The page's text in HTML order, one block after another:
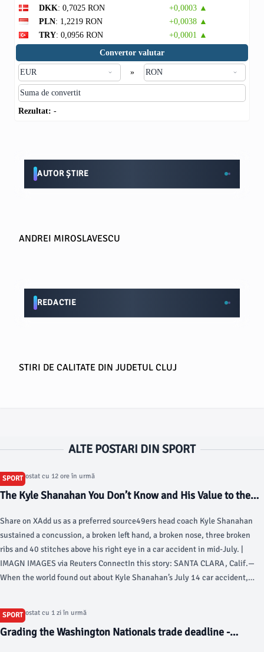
DKK: 0,7025 RON
+0,0003 ▲
PLN: 1,2219 RON
+0,0038 ▲
TRY: 0,0956 RON
+0,0001 ▲
Convertor valutar
»
Rezultat: -
AUTOR ȘTIRE
ANDREI MIROSLAVESCU
REDACTIE
STIRI DE CALITATE DIN JUDETUL CLUJ
ALTE POSTARI DIN SPORT
SPORT
Articol postat cu 12 ore în urmă
The Kyle Shanahan You Don’t Know and His Value to the
Share on XAdd us as a preferred source49ers head coach Kyle Shanahan
sustained a concussion, a broken left hand, a broken nose, three broken
ribs and 40 stitches above his right eye in a car accident in mid-July. |
IMAGN IMAGES via Reuters ConnectIn this story: SANTA CLARA, Calif.—
When the world found out about Kyle Shanahan’s July 14 car accident,
SPORT
Articol postat cu 1 zi în urmă
Grading the Washington Nationals trade deadline -